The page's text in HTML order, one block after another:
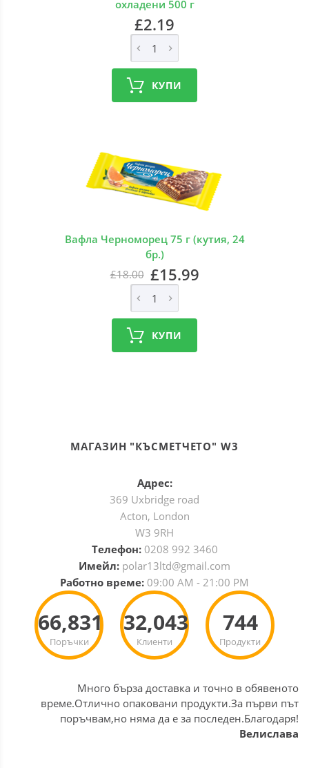
охладени 500 г
£2.19
КУПИ
Вафла Черноморец 75 г (кутия, 24
бр.)
£18.00 £15.99
КУПИ
МАГАЗИН "КЪСМЕТЧЕТО" W3
Адрес:
369 Uxbridge road
Acton, London
W3 9RH
Телефон: 0208 992 3460
Имейл: polar13ltd@gmail.com
Работно време: 09:00 AM - 21:00 PM
Поръчки
66,831
Клиенти
32,043
Продукти
744
Много бърза доставка и точно в обявеното
време.Отлично опаковани продукти.За първи път
поръчвам,но няма да е за последен.Благодаря!
Велислава